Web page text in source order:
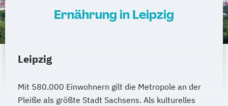
Ernährung in Leipzig
Leipzig
Mit 580.000 Einwohnern gilt die Metropole an der
Pleiße als größte Stadt Sachsens. Als kulturelles